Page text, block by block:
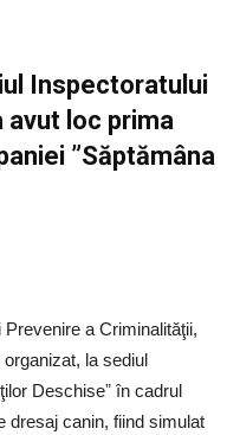
Inspectoratului
avut loc prima
”Săptămâna
a Criminalităţii,
la sediul
Deschiseˮ în cadrul
dresaj canin, fiind simulat